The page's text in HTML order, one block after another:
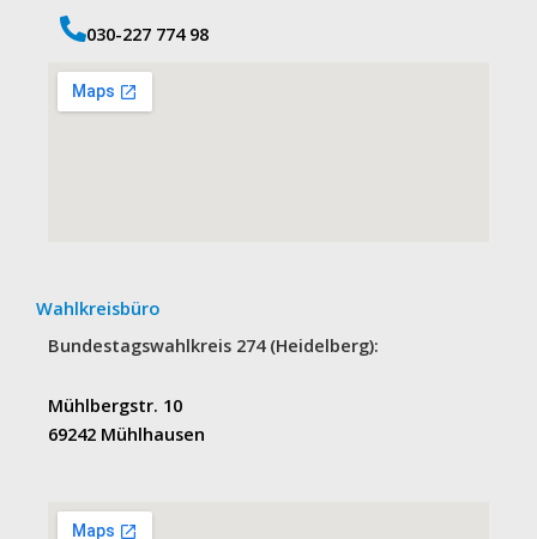
‭030-227 774 98‬
Wahlkreisbüro
Bundestagswahlkreis 274 (Heidelberg):
Mühlbergstr. 10
69242 Mühlhausen